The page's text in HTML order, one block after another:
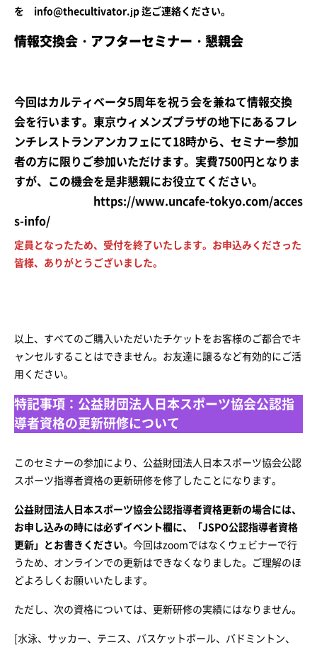
を info@thecultivator.jp 迄ご連絡ください。
情報交換会・アフターセミナー・懇親会
今回はカルティベータ5周年を祝う会を兼ねて情報交換
会を行います。東京ウィメンズプラザの地下にあるフレ
ンチレストランアンカフェにて18時から、セミナー参加
者の方に限りご参加いただけます。実費7500円となりま
すが、この機会を是非懇親にお役立てください。
https://www.uncafe-tokyo.com/acces
s-info/
定員となったため、受付を終了いたします。お申込みくださった
皆様、ありがとうございました。
以上、すべてのご購入いただいたチケットをお客様のご都合でキ
ャンセルすることはできません。お友達に譲るなど有効的にご活
用ください。
特記事項：公益財団法人日本スポーツ協会公認指
導者資格の更新研修について
このセミナーの参加により、公益財団法人日本スポーツ協会公認
スポーツ指導者資格の更新研修を修了したことになります。
公益財団法人日本スポーツ協会公認指導者資格更新の場合には、
お申し込みの時には必ずイベント欄に、「JSPO公認指導者資格
更新」とお書きください。今回はzoomではなくウェビナーで行
うため、オンラインでの更新はできなくなりました。ご理解のほ
どよろしくお願いいたします。
ただし、次の資格については、更新研修の実績にはなりません。
[水泳、サッカー、テニス、バスケットボール、バドミントン、